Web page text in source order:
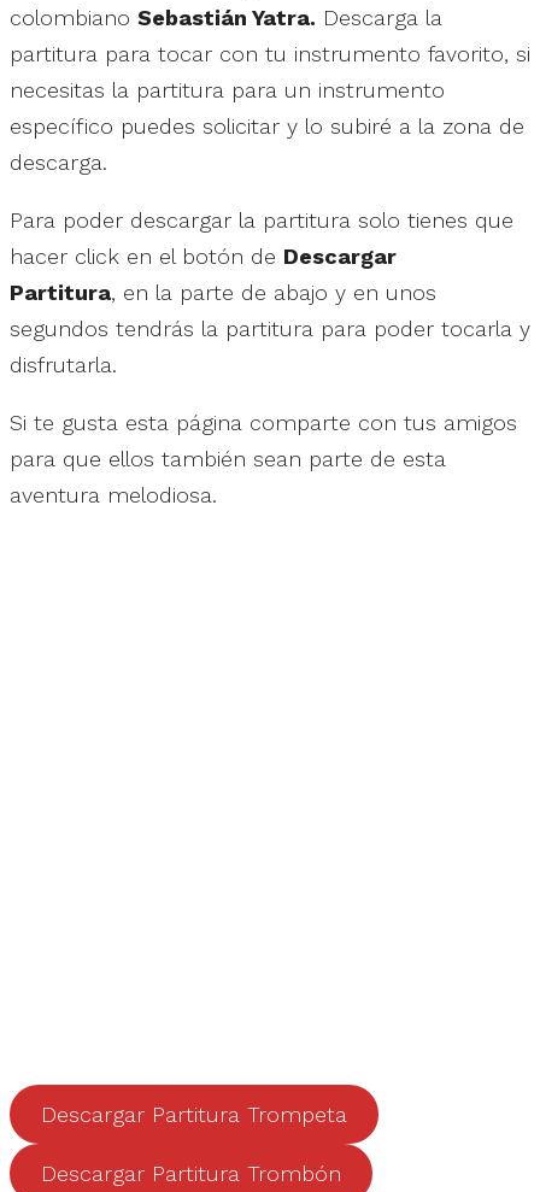
colombiano Sebastián Yatra. Descarga la
partitura para tocar con tu instrumento favorito, si
necesitas la partitura para un instrumento
específico puedes solicitar y lo subiré a la zona de
descarga.
Para poder descargar la partitura solo tienes que
hacer click en el botón de Descargar
Partitura, en la parte de abajo y en unos
segundos tendrás la partitura para poder tocarla y
disfrutarla.
Si te gusta esta página comparte con tus amigos
para que ellos también sean parte de esta
aventura melodiosa.
Descargar Partitura Trompeta
Descargar Partitura Trombón